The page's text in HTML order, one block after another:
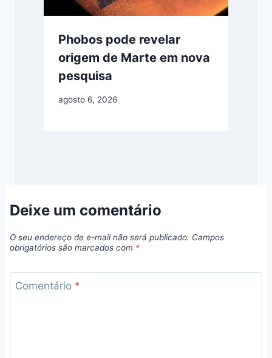
Phobos pode revelar
origem de Marte em nova
pesquisa
agosto 6, 2026
Deixe um comentário
O seu endereço de e-mail não será publicado. Campos
obrigatórios são marcados com *
Comentário *